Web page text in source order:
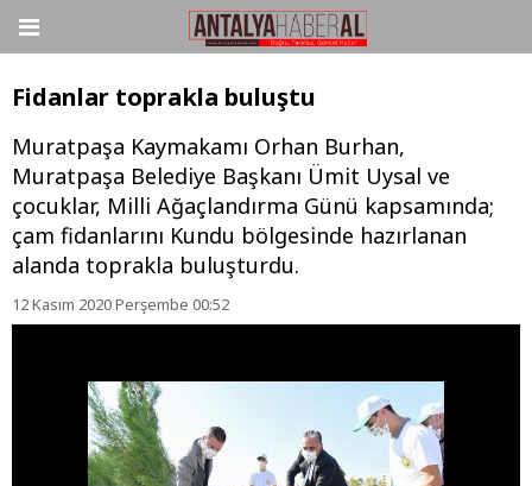
Fidanlar toprakla buluştu
Muratpaşa Kaymakamı Orhan Burhan,
Muratpaşa Belediye Başkanı Ümit Uysal ve
çocuklar, Milli Ağaçlandırma Günü kapsamında;
çam fidanlarını Kundu bölgesinde hazırlanan
alanda toprakla buluşturdu.
12 Kasım 2020 Perşembe 00:52